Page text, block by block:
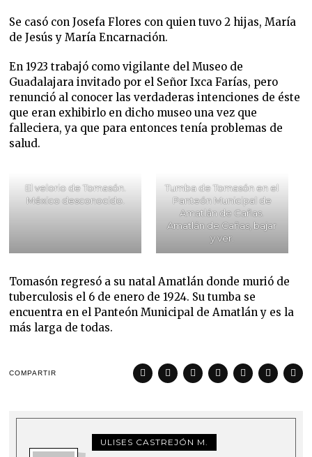
Se casó con Josefa Flores con quien tuvo 2 hijas, María
de Jesús y María Encarnación.
En 1923 trabajó como vigilante del Museo de
Guadalajara invitado por el Señor Ixca Farías, pero
renunció al conocer las verdaderas intenciones de éste
que eran exhibirlo en dicho museo una vez que
falleciera, ya que para entonces tenía problemas de
salud.
El velorio de Tomasón.
México desconocido.
Tumba de Tomasón en el
Panteón Municipal de
Amatlán de Cañas.
Amatlán de Cañas, bajar
y ver.
Tomasón regresó a su natal Amatlán donde murió de
tuberculosis el 6 de enero de 1924. Su tumba se
encuentra en el Panteón Municipal de Amatlán y es la
más larga de todas.
COMPARTIR
ULISES CASTREJÓN M.